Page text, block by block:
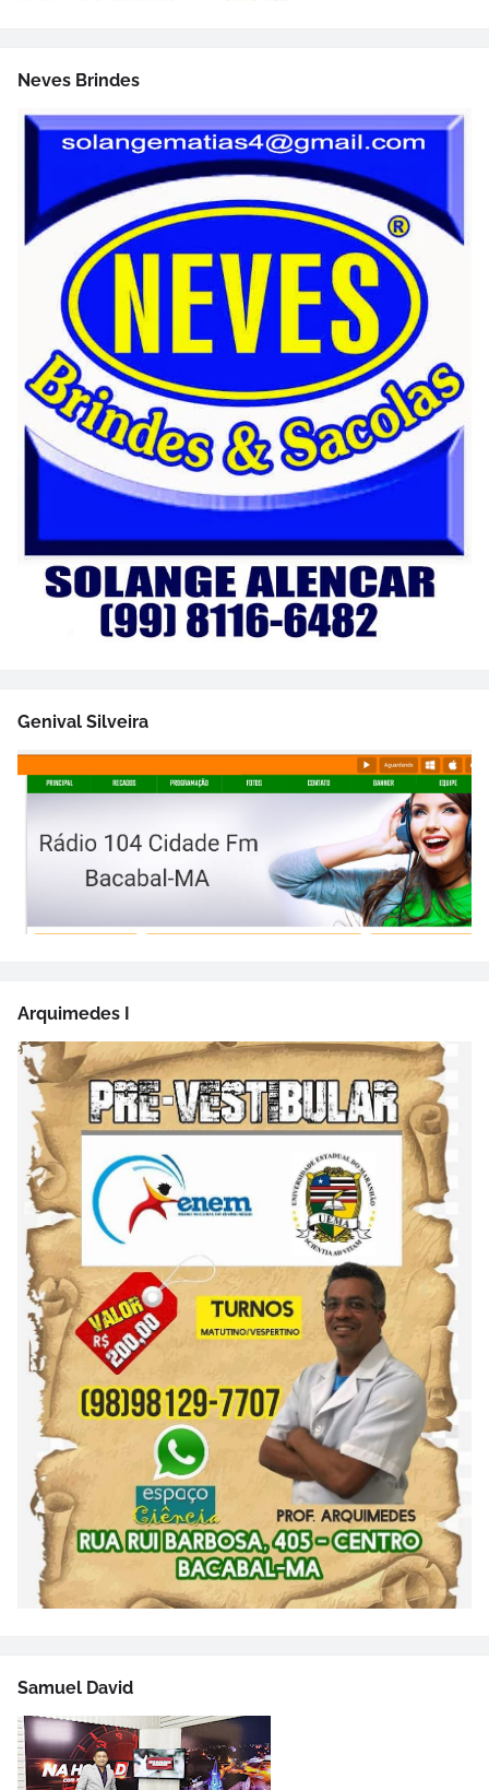
Neves Brindes
Genival Silveira
Arquimedes I
Samuel David